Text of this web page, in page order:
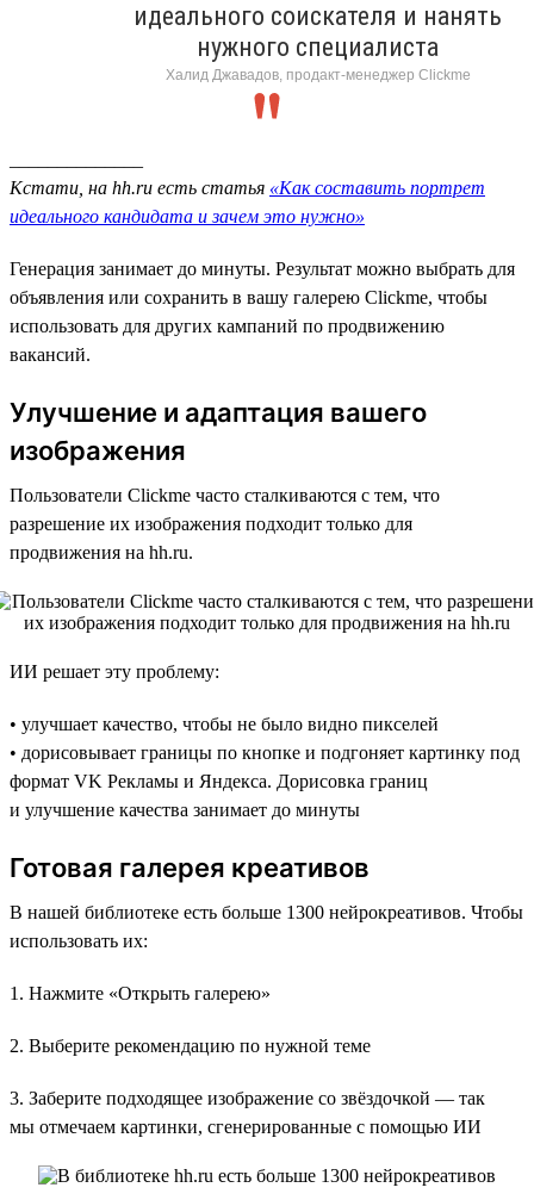
идеального соискателя и нанять
нужного специалиста
Халид Джавадов, продакт-менеджер Clickme
Кстати, на hh.ru есть статья «Как составить портрет
идеального кандидата и зачем это нужно»
Генерация занимает до минуты. Результат можно выбрать для
объявления или сохранить в вашу галерею Clickme, чтобы
использовать для других кампаний по продвижению
вакансий.
Улучшение и адаптация вашего
изображения
Пользователи Clickme часто сталкиваются с тем, что
разрешение их изображения подходит только для
продвижения на hh.ru.
ИИ решает эту проблему:
• улучшает качество, чтобы не было видно пикселей
• дорисовывает границы по кнопке и подгоняет картинку под
формат VK Рекламы и Яндекса. Дорисовка границ
и улучшение качества занимает до минуты
Готовая галерея креативов
В нашей библиотеке есть больше 1300 нейрокреативов. Чтобы
использовать их:
1. Нажмите «Открыть галерею»
2. Выберите рекомендацию по нужной теме
3. Заберите подходящее изображение со звёздочкой — так
мы отмечаем картинки, сгенерированные с помощью ИИ